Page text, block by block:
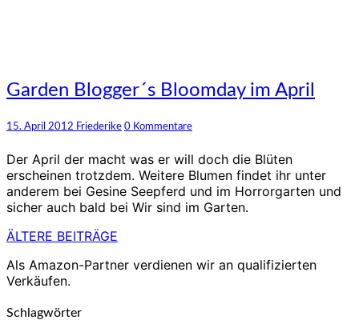
Garden
Blogger
´s
Bloomday
April
Garden Blogger´s Bloomday im April
15. April 2012 Friederike Kommentare
0 Kommentare
Der April der macht was er will doch die Blüten
erscheinen trotzdem. Weitere Blumen findet ihr unter
anderem bei Gesine Seepferd und im Horrorgarten und
sicher auch bald bei Wir sind im Garten.
Beitragsnavigation
ÄLTERE BEITRÄGE
Als Amazon-Partner verdienen wir an qualifizierten
Verkäufen.
Schlagwörter